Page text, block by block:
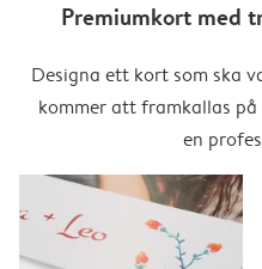
Premiumkort med
Designa ett kort som ska
kommer att framkallas
en